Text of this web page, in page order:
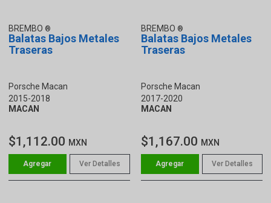
BREMBO
Balatas Bajos Metales
Traseras
Porsche Macan
2015-2018
MACAN
$1,112.00 MXN
Ver Detalles
BREMBO
Balatas Bajos Metales
Traseras
Porsche Macan
2017-2020
MACAN
$1,167.00 MXN
Ver Detalles